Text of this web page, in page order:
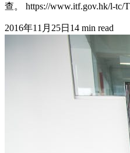
查。 https://www.itf.gov.hk/l-tc/
2016年11月25日 14 min read